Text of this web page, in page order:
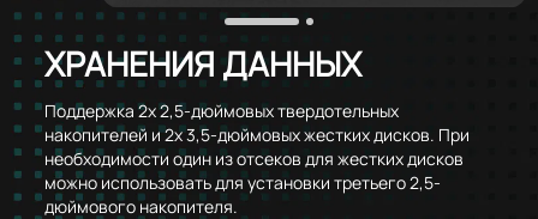
ХРАНЕНИЯ ДАННЫХ
Поддержка 2x 2,5-дюймовых твердотельных
накопителей и 2x 3,5-дюймовых жестких дисков. При
необходимости один из отсеков для жестких дисков
можно использовать для установки третьего 2,5-
дюймового накопителя.